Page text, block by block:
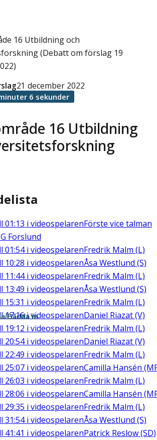
16 Utbildning och
(Debatt om förslag 19
16 Utbildning
21 december 2022
6 sekunder
01:13 i videospelarenFörste vice talman
Forslund
01:54i videospelarenFredrik Malm (L)
10:28 i videospelarenÅsa Westlund (S)
11:44i videospelarenFredrik Malm (L)
13:49 i videospelarenÅsa Westlund (S)
15:31 i videospelarenFredrik Malm (L)
17:16i videospelarenDaniel Riazat (V)
19:12 i videospelarenFredrik Malm (L)
20:54i videospelarenDaniel Riazat (V)
22:49 i videospelarenFredrik Malm (L)
25:07 i videospelarenCamilla Hansén
26:03 i videospelarenFredrik Malm (L)
28:06 i videospelarenCamilla Hansén
29:35 i videospelarenFredrik Malm (L)
31:54i videospelarenÅsa Westlund (S)
41:41 i videospelarenPatrick Reslow (SD)
Bädda in